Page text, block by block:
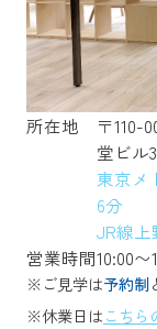
所在地
〒110-
堂ビル
東京メ
6分
JR線
営業時間10:00〜
※ご見学は予約制
※休業日はこちら